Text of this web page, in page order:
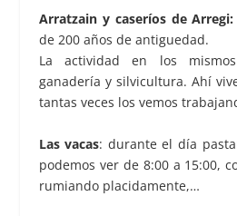
Arratzain y caseríos de Arregi:
de 200 años de antiguedad.
La actividad en los
ganadería y silvicultura. Ahí
tantas veces los vemos
Las vacas: durante el día
podemos ver de 8:00 a 15:00,
rumiando placidamente,…